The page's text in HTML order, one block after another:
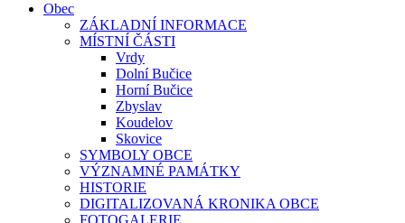
Obec
ZÁKLADNÍ INFORMACE
MÍSTNÍ ČÁSTI
Vrdy
Dolní Bučice
Horní Bučice
Zbyslav
Koudelov
Skovice
SYMBOLY OBCE
VÝZNAMNÉ PAMÁTKY
HISTORIE
DIGITALIZOVANÁ KRONIKA OBCE
FOTOGALERIE